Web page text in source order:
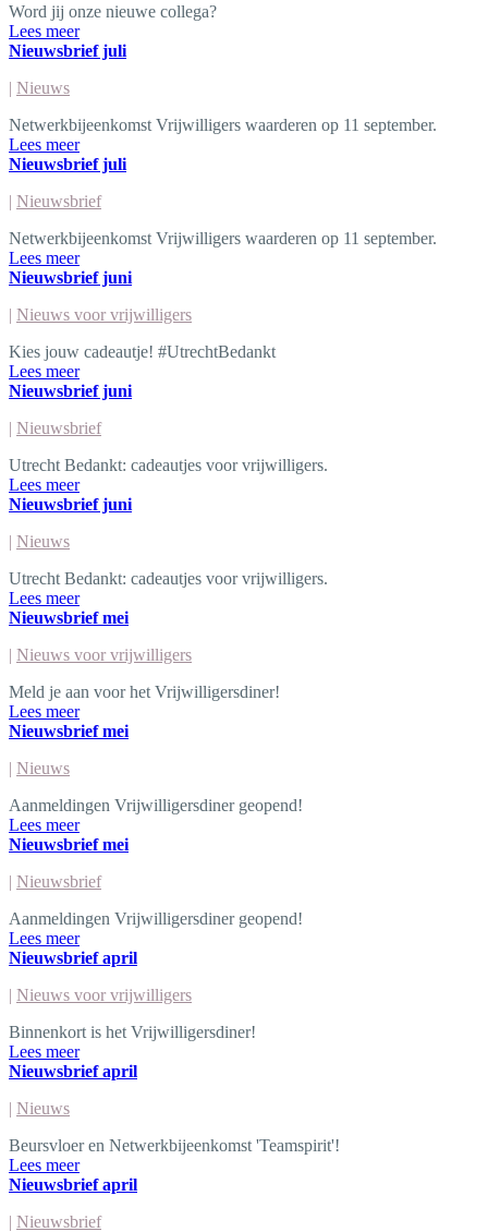
Word jij onze nieuwe collega?
Lees meer
Nieuwsbrief juli
| Nieuws
Netwerkbijeenkomst Vrijwilligers waarderen op 11 september.
Lees meer
Nieuwsbrief juli
| Nieuwsbrief
Netwerkbijeenkomst Vrijwilligers waarderen op 11 september.
Lees meer
Nieuwsbrief juni
| Nieuws voor vrijwilligers
Kies jouw cadeautje! #UtrechtBedankt
Lees meer
Nieuwsbrief juni
| Nieuwsbrief
Utrecht Bedankt: cadeautjes voor vrijwilligers.
Lees meer
Nieuwsbrief juni
| Nieuws
Utrecht Bedankt: cadeautjes voor vrijwilligers.
Lees meer
Nieuwsbrief mei
| Nieuws voor vrijwilligers
Meld je aan voor het Vrijwilligersdiner!
Lees meer
Nieuwsbrief mei
| Nieuws
Aanmeldingen Vrijwilligersdiner geopend!
Lees meer
Nieuwsbrief mei
| Nieuwsbrief
Aanmeldingen Vrijwilligersdiner geopend!
Lees meer
Nieuwsbrief april
| Nieuws voor vrijwilligers
Binnenkort is het Vrijwilligersdiner!
Lees meer
Nieuwsbrief april
| Nieuws
Beursvloer en Netwerkbijeenkomst 'Teamspirit'!
Lees meer
Nieuwsbrief april
| Nieuwsbrief